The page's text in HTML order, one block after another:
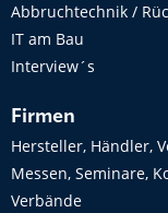
Abbruchtechnik /
IT am Bau
Interview´s
Firmen
Hersteller, Händler,
Messen, Seminare,
Verbände